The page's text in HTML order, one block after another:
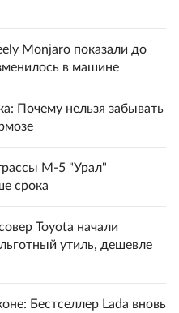
Monjaro показали до
в машине
Почему нельзя забывать
М-5 "Урал"
срока
Toyota начали
утиль, дешевле
Бестселлер Lada вновь